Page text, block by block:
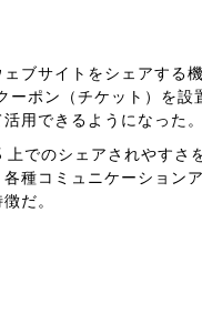
ブサイトをシェアする
ポン（チケット）を設
用できるようになった。
でのシェアされやすさ
種コミュニケーション
だ。